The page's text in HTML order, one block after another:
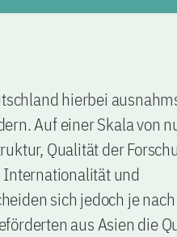
hierbei
Auf einer Skala von
Qualität der
und
sich jedoch je nach
aus Asien die